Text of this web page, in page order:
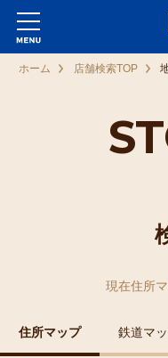
ホーム 店舗検索TOP
現在住所
住所マップ 鉄道マ